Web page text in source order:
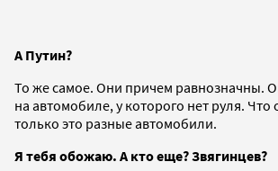
А Путин?
То же самое. Они причем равнозначны.
на автомобиле, у которого нет руля. Что
только это разные автомобили.
Я тебя обожаю. А кто еще? Звягинцев?